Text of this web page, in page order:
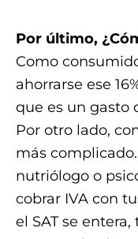
Por último,
Como
ahorrarse ese
que es un gasto
Por otro lado,
más
nutriólogo o
cobrar IVA con
el SAT se